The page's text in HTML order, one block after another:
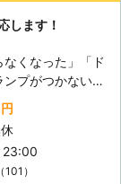
のお悩みを解決
るのか？】 弊
を使ってお客様
力を注入しま
とは、弊社の自
バッテリーと接
ッテリーが寿命
します！
なくなった」「ド
プがつかない」
しまうと車にこ
ます。 バッ
テリーに蓄電さ
で車を動かすこ
。 普段は動い
23:00
（101）